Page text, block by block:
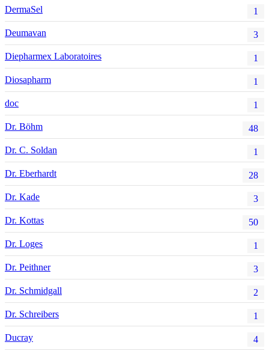
DermaSel 1
Deumavan 3
Diepharmex Laboratoires 1
Diosapharm 1
doc 1
Dr. Böhm 48
Dr. C. Soldan 1
Dr. Eberhardt 28
Dr. Kade 3
Dr. Kottas 50
Dr. Loges 1
Dr. Peithner 3
Dr. Schmidgall 2
Dr. Schreibers 1
Ducray 4